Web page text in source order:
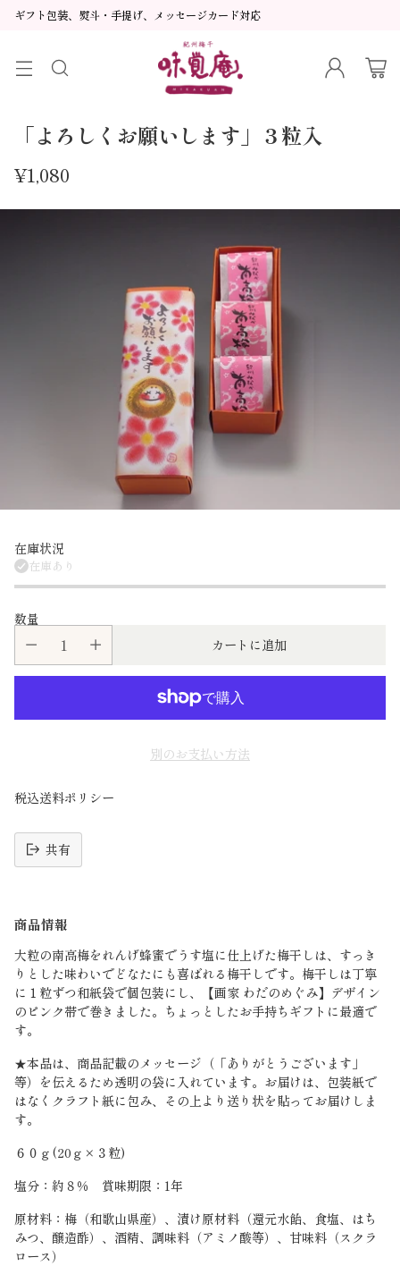
ギフト包装、熨斗・手提げ、メッセージカード対応
「よろしくお願いします」３粒入
通
常
¥1,080
在庫状況
在庫あり
数量
カートに追加
別のお支払い方法
税込送料ポリシー
共有
み
込
み
中
商品情報
大粒の南高梅をれんげ蜂蜜でうす塩に仕上げた梅干しは、すっき
りとした味わいでどなたにも喜ばれる梅干しです。梅干しは丁寧
に１粒ずつ和紙袋で個包装にし、【画家 わだのめぐみ】デザイン
のピンク帯で巻きました。ちょっとしたお手持ちギフトに最適で
す。
★本品は、商品記載のメッセージ（「ありがとうございます」
等）を伝えるため透明の袋に入れています。お届けは、包装紙で
はなくクラフト紙に包み、その上より送り状を貼ってお届けしま
す。
６０ｇ(20ｇ×３粒)
塩分：約８％ 賞味期限：1年
原材料：梅（和歌山県産）、漬け原材料（還元水飴、食塩、はち
みつ、醸造酢）、酒精、調味料（アミノ酸等）、甘味料（スクラ
ロース）